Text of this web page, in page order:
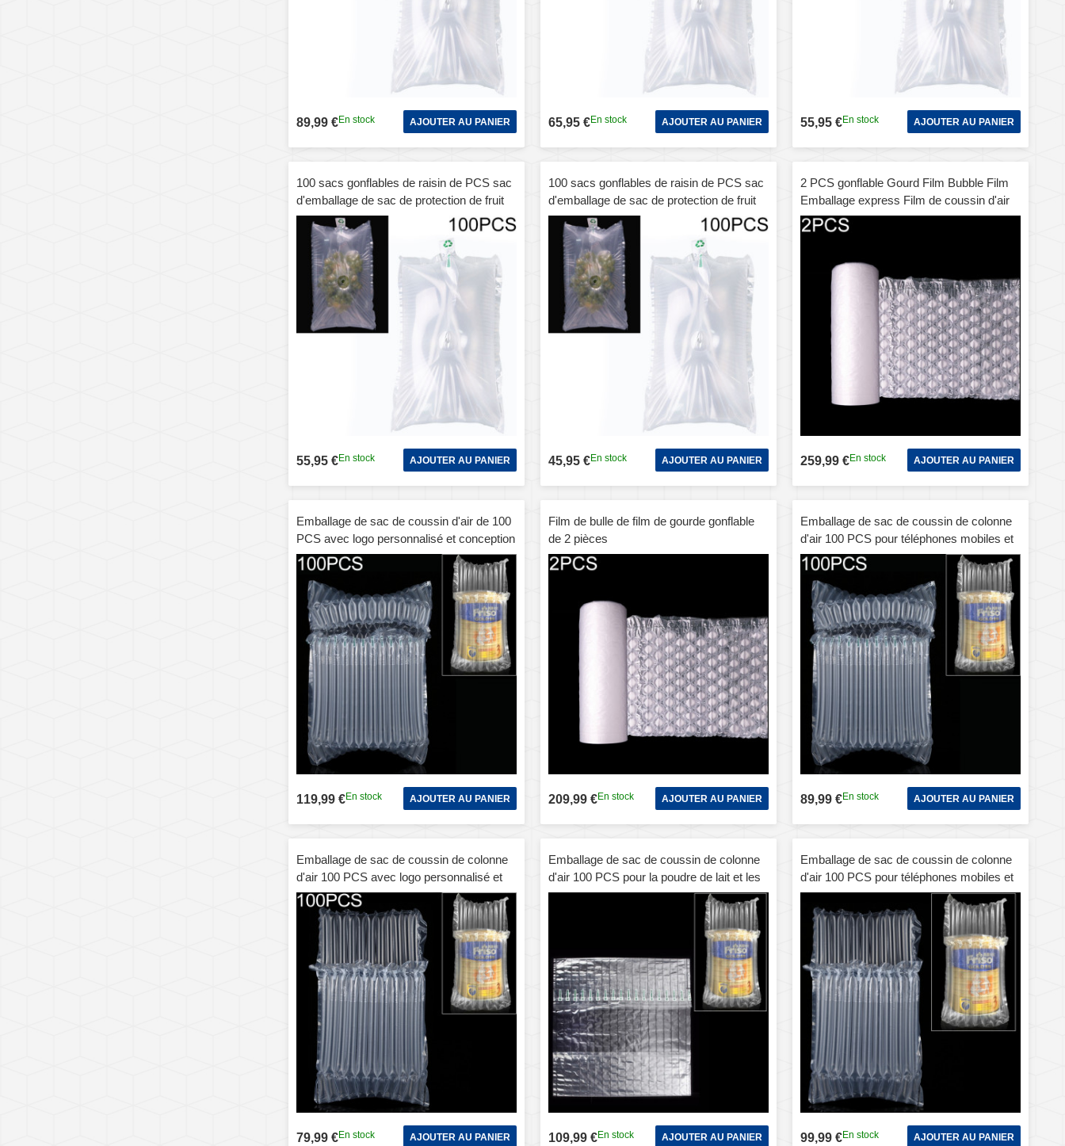
89,99 €En stock AJOUTER AU PANIER 65,95 €En stock AJOUTER AU PANIER 55,95 €En stock AJOUTER AU PANIER
100 sacs gonflables de raisin de PCS sac
d'emballage de sac de protection de fruit
express, spécification: 20x30cm
55,95 €En stock AJOUTER AU PANIER
100 sacs gonflables de raisin de PCS sac
d'emballage de sac de protection de fruit
express, spécification: 20x25cm
45,95 €En stock AJOUTER AU PANIER
2 PCS gonflable Gourd Film Bubble Film
Emballage express Film de coussin d'air
antichoc, longueur: 300 m, spécification:
30x40
259,99 €En stock AJOUTER AU PANIER
Emballage de sac de coussin d'air de 100
PCS avec logo personnalisé et conception
pour téléphones mobiles et pièces de
rechange et emballage de boîte-cadeau,
taille: 34x24x1.5cm
119,99 €En stock AJOUTER AU PANIER
Film de bulle de film de gourde gonflable
de 2 pièces
209,99 €En stock AJOUTER AU PANIER
Emballage de sac de coussin de colonne
d'air 100 PCS pour téléphones mobiles et
pièces de rechange et emballage de boîte-
cadeau, taille: 11 x 20 cm, l'impression et
la taille personnalisées sont les
bienvenues
89,99 €En stock AJOUTER AU PANIER
Emballage de sac de coussin de colonne
d'air 100 PCS avec logo personnalisé et
conception pour téléphones mobiles et
pièces de rechange et emballage de boîte-
cadeau, taille: 23 x 15 x 3,5 cm
79,99 €En stock AJOUTER AU PANIER
Emballage de sac de coussin de colonne
d'air 100 PCS pour la poudre de lait et les
téléphones mobiles et le paquet de boîte-
cadeau, taille: 28 x 21 x 7 cm, l'impression
et la taille personnalisées sont les
109,99 €En stock AJOUTER AU PANIER
Emballage de sac de coussin de colonne
d'air 100 PCS pour téléphones mobiles et
emballage de boîte-cadeau, taille: 28 x 18
x 6 cm, l'impression et la taille
personnalisées sont les bienvenues
99,99 €En stock AJOUTER AU PANIER